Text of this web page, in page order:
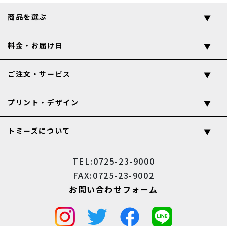
商品を選ぶ
料金・お届け日
ご注文・サービス
プリント・デザイン
トミーズについて
TEL:0725-23-9000
FAX:0725-23-9002
お問い合わせフォーム